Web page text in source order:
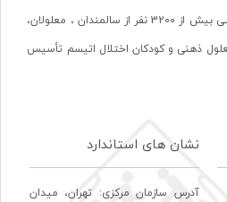
مراقبت ، درمان ، آموزش و توانبخشی بیش از 3200 نفر از سالمندان ، معلولان،
ذهنی و کودکان اختلال اتیسم تأسیس
نشان های استاندارد
آدرس سازمان مرکزی: تهران، ميدان